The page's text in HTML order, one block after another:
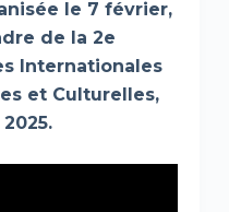
le 7 février,
de la 2e
Internationales
et Culturelles,
2025.